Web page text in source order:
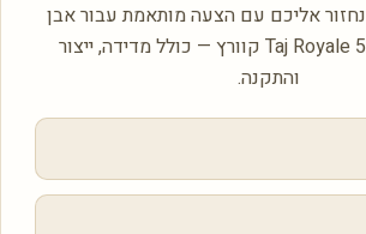
אליכם עם הצעה מותאמת עבור אבן
קיסר דגם 5212 Taj Royale קוורץ — כולל מדידה, ייצור
והתקנה.